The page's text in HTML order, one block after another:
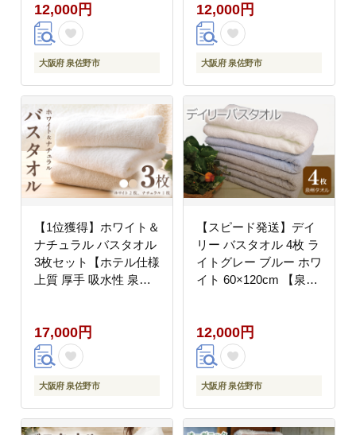
ー】 G4592
12,000円
大阪府 泉佐野市
ー】 G4595
12,000円
大阪府 泉佐野市
【1位獲得】ホワイト＆
ナチュラル バスタオル
3枚セット【ホテル仕様
上質 厚手 吸水性 泉州
17,000円
大阪府 泉佐野市
【スピード発送】デイ
リー バスタオル 4枚 ラ
イトグレー ブルー ホワ
イト 60×120cm 【泉州
010B1099
12,000円
大阪府 泉佐野市